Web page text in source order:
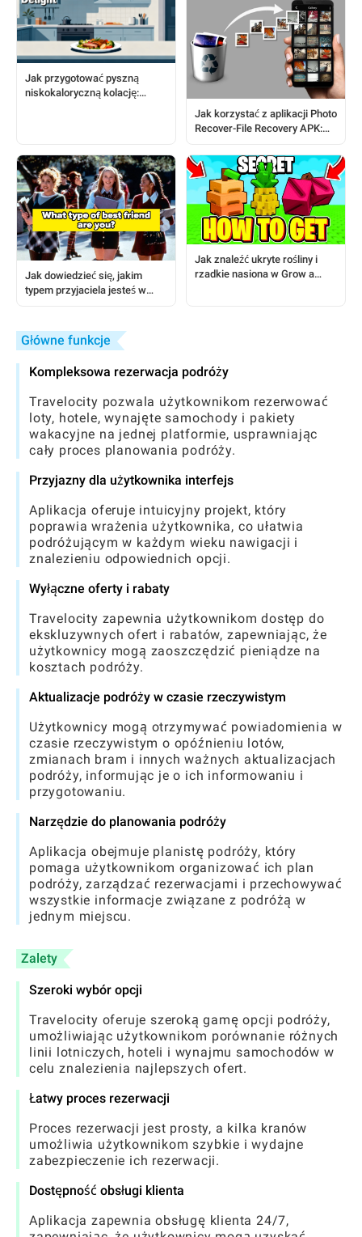
Jak przygotować pyszną
niskokaloryczną kolację:
Jak korzystać z aplikacji Photo
Recover-File Recovery APK:
użytkowników Androida
Jak dowiedzieć się, jakim
typem przyjaciela jesteś w
Jak znaleźć ukryte rośliny i
rzadkie nasiona w Grow a
Główne funkcje
Kompleksowa rezerwacja podróży
Travelocity pozwala użytkownikom rezerwować
loty, hotele, wynajęte samochody i pakiety
wakacyjne na jednej platformie, usprawniając
cały proces planowania podróży.
Przyjazny dla użytkownika interfejs
Aplikacja oferuje intuicyjny projekt, który
poprawia wrażenia użytkownika, co ułatwia
podróżującym w każdym wieku nawigacji i
znalezieniu odpowiednich opcji.
Wyłączne oferty i rabaty
Travelocity zapewnia użytkownikom dostęp do
ekskluzywnych ofert i rabatów, zapewniając, że
użytkownicy mogą zaoszczędzić pieniądze na
kosztach podróży.
Aktualizacje podróży w czasie rzeczywistym
Użytkownicy mogą otrzymywać powiadomienia w
czasie rzeczywistym o opóźnieniu lotów,
zmianach bram i innych ważnych aktualizacjach
podróży, informując je o ich informowaniu i
przygotowaniu.
Narzędzie do planowania podróży
Aplikacja obejmuje planistę podróży, który
pomaga użytkownikom organizować ich plan
podróży, zarządzać rezerwacjami i przechowywać
wszystkie informacje związane z podróżą w
jednym miejscu.
Zalety
Szeroki wybór opcji
Travelocity oferuje szeroką gamę opcji podróży,
umożliwiając użytkownikom porównanie różnych
linii lotniczych, hoteli i wynajmu samochodów w
celu znalezienia najlepszych ofert.
Łatwy proces rezerwacji
Proces rezerwacji jest prosty, a kilka kranów
umożliwia użytkownikom szybkie i wydajne
zabezpieczenie ich rezerwacji.
Dostępność obsługi klienta
Aplikacja zapewnia obsługę klienta 24/7,